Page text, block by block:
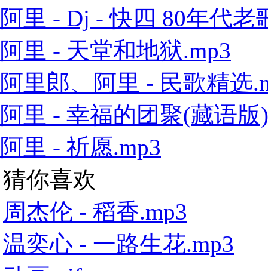
阿里 - Dj - 快四 80年代老
阿里 - 天堂和地狱.mp3
阿里郎、阿里 - 民歌精选
阿里 - 幸福的团聚(藏语版
阿里 - 祈愿.mp3
猜你喜欢
周杰伦 - 稻香.mp3
温奕心 - 一路生花.mp3